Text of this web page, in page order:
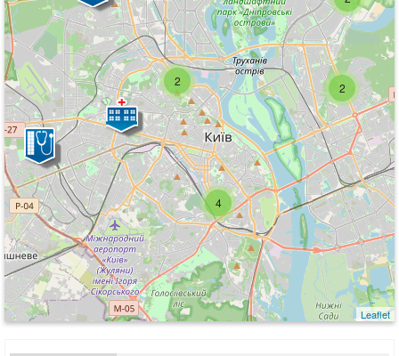
4
2 2
Leaflet